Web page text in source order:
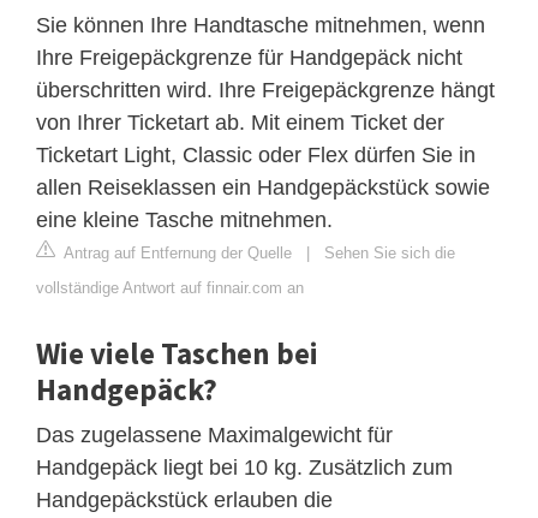
Sie können Ihre Handtasche mitnehmen, wenn
Ihre Freigepäckgrenze für Handgepäck nicht
überschritten wird. Ihre Freigepäckgrenze hängt
von Ihrer Ticketart ab. Mit einem Ticket der
Ticketart Light, Classic oder Flex dürfen Sie in
allen Reiseklassen ein Handgepäckstück sowie
eine kleine Tasche mitnehmen.
Antrag auf Entfernung der Quelle | Sehen Sie sich die
vollständige Antwort auf finnair.com an
Wie viele Taschen bei
Handgepäck?
Das zugelassene Maximalgewicht für
Handgepäck liegt bei 10 kg. Zusätzlich zum
Handgepäckstück erlauben die